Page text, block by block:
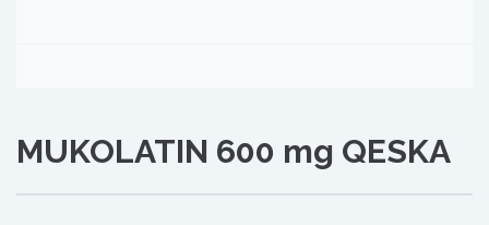
MUKOLATIN 600 mg QESKA